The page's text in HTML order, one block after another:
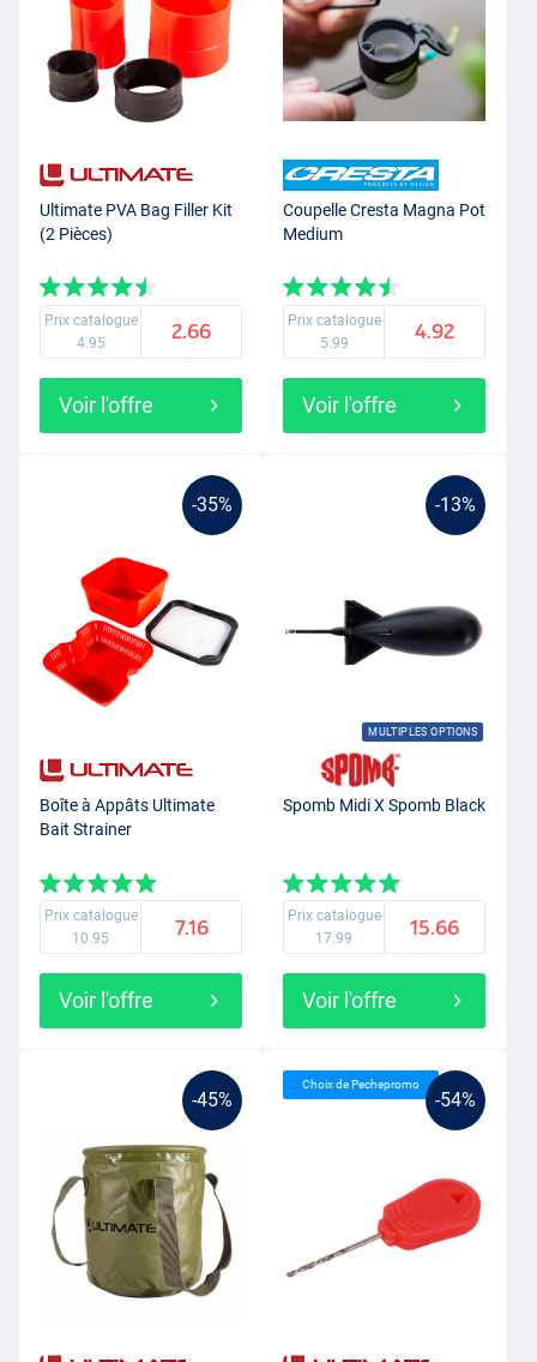
Ultimate PVA Bag Filler Kit
(2 Pièces)
Prix catalogue
4.95
2.66
Voir l'offre
Coupelle Cresta Magna Pot
Medium
Prix catalogue
5.99
4.92
Voir l'offre
-35%
Boîte à Appâts Ultimate
Bait Strainer
Prix catalogue
10.95
7.16
Voir l'offre
-13%
MULTIPLES OPTIONS
Spomb Midi X Spomb Black
Prix catalogue
17.99
15.66
Voir l'offre
-45% -54%
Choix de Pechepromo